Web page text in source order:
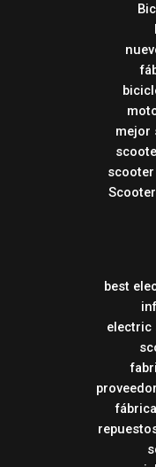
mejor
best
electric